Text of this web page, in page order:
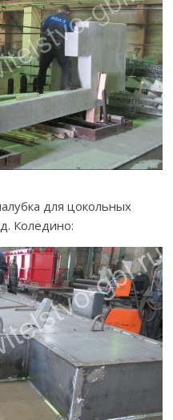
для цокольных
Коледино: